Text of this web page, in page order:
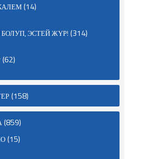
(14)
ЭСТЕЙ ЖҮР! (314)
(62)
(158)
(859)
(15)